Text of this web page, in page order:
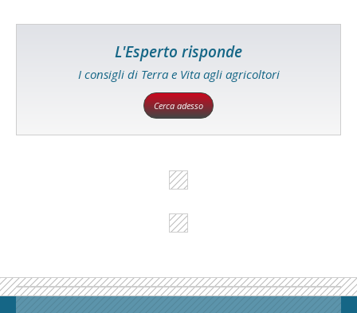
L'Esperto risponde
I consigli di Terra e Vita agli agricoltori
Cerca adesso